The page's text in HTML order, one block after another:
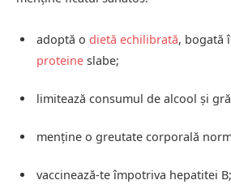
adoptă o dietă echilibrată, bogată
proteine slabe;
limitează consumul de alcool și
menține o greutate corporală
vaccinează-te împotriva hepatitei B;